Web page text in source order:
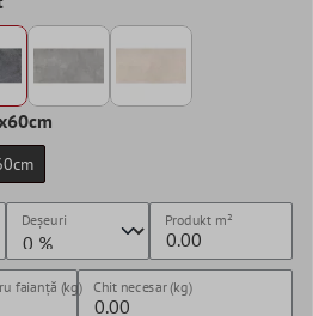
Deșeuri Produkt m²
faianță (kg) Chit necesar (kg)